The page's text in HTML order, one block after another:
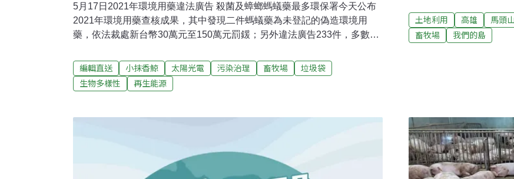
5月17日2021年環境用藥違法廣告 殺菌及蟑螂螞蟻藥最多環保署今天公布
2021年環境用藥查核成果，其中發現二件螞蟻藥為未登記的偽造環境用
藥，依法裁處新台幣30萬元至150萬元罰鍰；另外違法廣告233件，多數為
局：有信心年底達國家標準依環保署統計，台中今年第一季PM2.5平均值僅
17.4微克，低於全國平均18.2微克，台中市環保局長陳宏益今天在市政會議
中指出，創台中空污季歷史新低，有信心預計今年底台中PM2.5平均值會符
陳宏益表示，環保局利用車牌影像自動辨識系統，並結合人工智慧（AI）
編輯直送 小抹香鯨 太陽光電 污染治理 畜牧場
垃圾袋
生物多樣性
再生能源
神明保佑地方安寧。馬
下，她一直記得家族遷
如何找尋水源，開墾山
葉，遭到淘汰。火鶴花
土地利用 高雄 馬頭
畜牧場
我們的島